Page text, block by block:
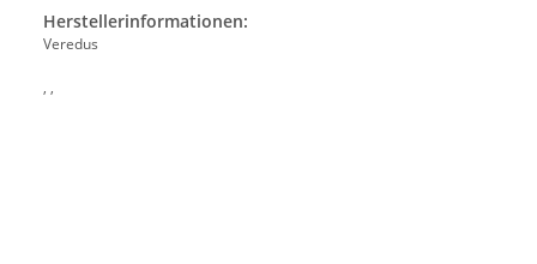
Herstellerinformationen:
Veredus
, ,